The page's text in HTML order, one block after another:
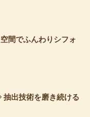
間でふんわりシフォ
出技術を磨き続ける